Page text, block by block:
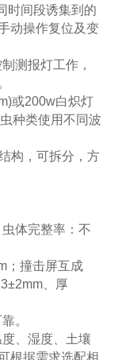
时间段诱集到的
动操作复位及变
测报灯工作，
或200w白炽灯
种类使用不同波
构，可拆分，方
体完整率：不
；撞击屏互成
、厚
。
、湿度、土壤